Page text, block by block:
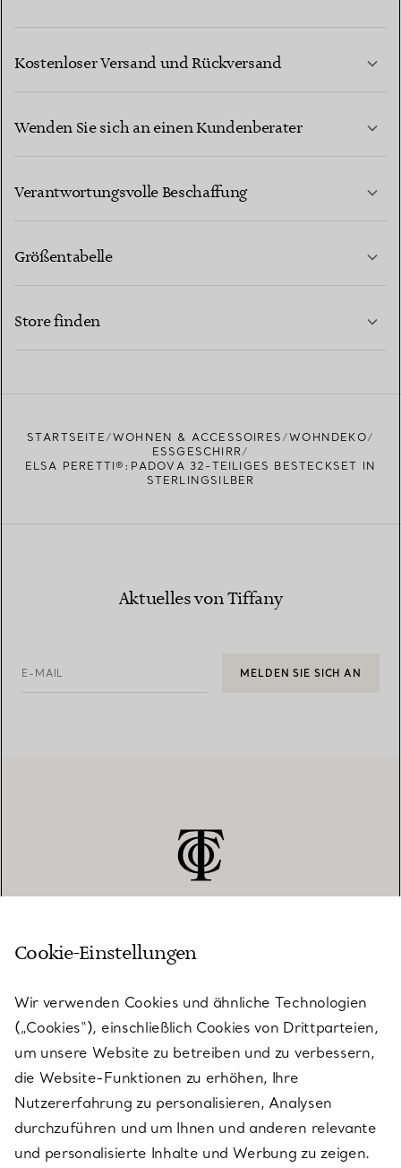
Kostenloser Versand und Rückversand
Wenden Sie sich an einen Kundenberater
Verantwortungsvolle Beschaffung
Größentabelle
Store finden
STARTSEITE WOHNEN & ACCESSOIRES
WOHNDEKO
ESSGESCHIRR
ELSA PERETTI®:PADOVA 32-TEILIGES BESTECKSET IN
STERLINGSILBER
Aktuelles von Tiffany
E-MAIL MELDEN SIE SICH AN
KUNDENSERVICE
SERVICES
ÜBER TIFFANY & CO.
Cookie-Einstellungen
Wir verwenden Cookies und ähnliche Technologien
(„Cookies“), einschließlich Cookies von Drittparteien,
um unsere Website zu betreiben und zu verbessern,
die Website-Funktionen zu erhöhen, Ihre
Nutzererfahrung zu personalisieren, Analysen
durchzuführen und um Ihnen und anderen relevante
und personalisierte Inhalte und Werbung zu zeigen.